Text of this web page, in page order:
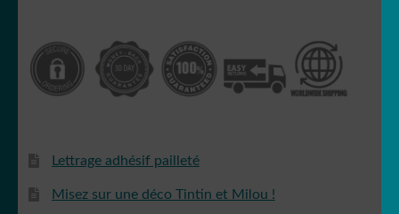
Lettrage adhésif pailleté
Misez sur une déco Tintin et Milou !